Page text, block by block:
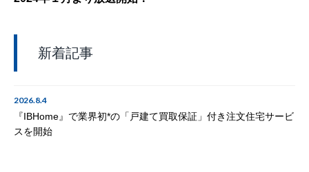
新着記事
2026.8.4
『IBHome』で業界初*の「戸建て買取保証」付き注文住宅サービ
スを開始